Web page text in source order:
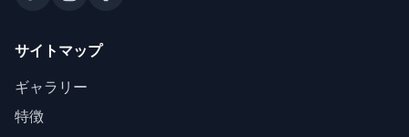
サイトマップ
ギャラリー
特徴